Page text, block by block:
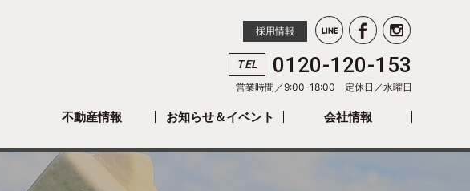
採用情報
TEL 0120-120-153
営業時間／9:00-18:00 定休日／水曜日
不動産情報 お知らせ＆イベント 会社情報